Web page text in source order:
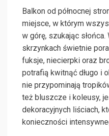
Balkon od północnej
miejsce, w którym
w górę, szukając
skrzynkach świetnie
fuksje, niecierpki oraz
potrafią kwitnąć długo i
nie przypominają
też bluszcze i koleusy,
dekoracyjnych liściach,
konieczności